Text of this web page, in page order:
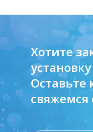
Хотите
свяжемся